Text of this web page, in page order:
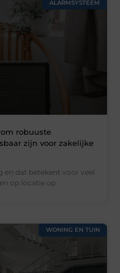
ALARMSYSTEEM
robuuste
zijn voor zakelijke
en dat betekent voor veel
op locatie op
WONING EN TUIN